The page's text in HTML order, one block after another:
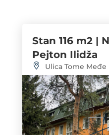
Stan 116 m2 |
Pejton Ilidža
Ulica Tome Međe